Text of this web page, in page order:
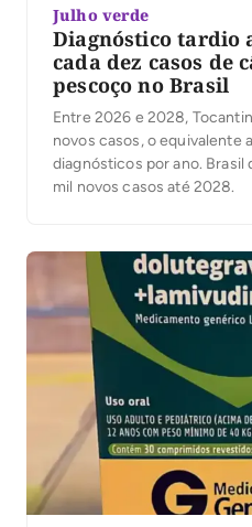
Julho verde
Diagnóstico tardio
cada dez casos de
pescoço no Brasil
Entre 2026 e 2028,
novos casos, o equivalente
diagnósticos por ano. Brasil
mil novos casos até 2028.